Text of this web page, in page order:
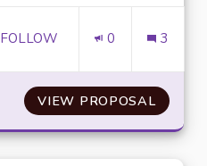
30 FOLLOWERS
FOLLOW 0 3
VIEW PROPOSAL